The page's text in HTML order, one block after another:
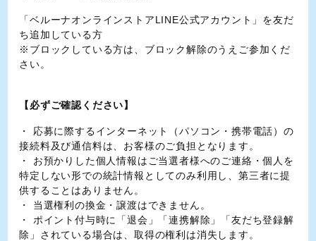
「ベルーナオンラインストアLINE公式アカウント」を友だ
ち追加している方
※ブロックしている方は、ブロック解除のうえご参加くだ
さい。
【必ずご確認ください】
・ 応募に際するインターネット（パソコン・携帯電話）の
接続料及び通信料は、お客様のご負担となります。
・ お預かりした個人情報はご当選者様へのご連絡・個人を
特定しない形での統計情報としてのみ利用し、第三者に提
供することはありません。
・ 当選権利の換金・譲渡はできません。
・ ポイント付与時に「退会」「連携解除」「友だち登録解
除」されている場合は、取得の権利は消失します。